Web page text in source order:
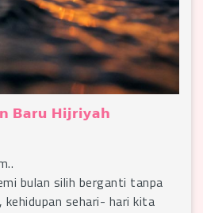
Baru Hijriyah
bulan silih berganti tanpa
sehari- hari kita